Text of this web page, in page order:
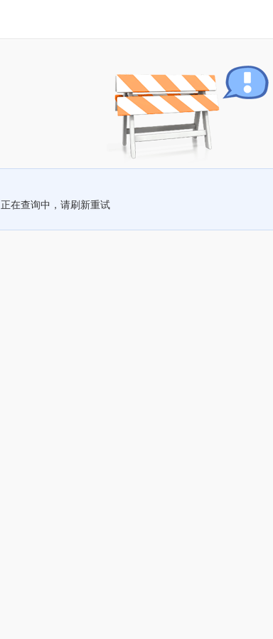
正在查询中，请刷新重试